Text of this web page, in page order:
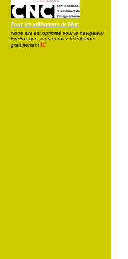
Pour les utilisateurs de Mac
Notre site est optimisé pour le navigateur
FireFox que vous pouvez télécharger
gratuitement ici